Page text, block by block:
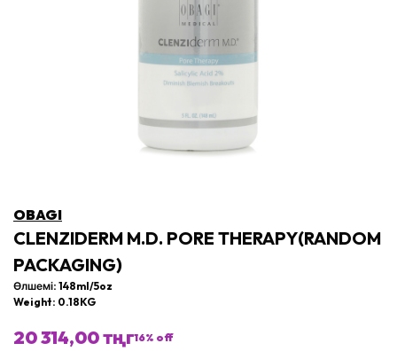
OBAGI
CLENZIDERM M.D. PORE THERAPY(RANDOM
PACKAGING)
Өлшемі: 148ml/5oz
Weight: 0.18KG
20 314,00 тңг16% off